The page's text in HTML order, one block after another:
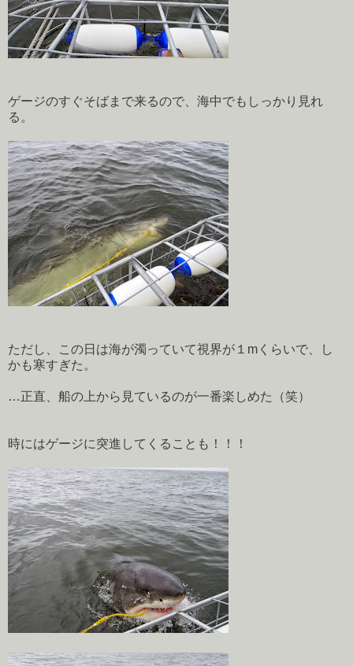
ゲージのすぐそばまで来るので、海中でもしっかり見れ
る。
ただし、この日は海が濁っていて視界が１mくらいで、し
かも寒すぎた。
…正直、船の上から見ているのが一番楽しめた（笑）
時にはゲージに突進してくることも！！！